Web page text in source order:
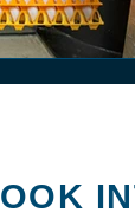
OOK